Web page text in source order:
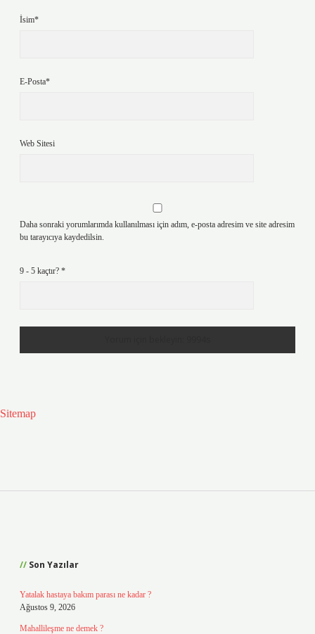
İsim*
E-Posta*
Web Sitesi
Daha sonraki yorumlarımda kullanılması için adım, e-posta adresim ve site adresim
bu tarayıcıya kaydedilsin.
9 - 5 kaçtır? *
Sitemap
Son Yazılar
Yatalak hastaya bakım parası ne kadar ?
Ağustos 9, 2026
Mahallileşme ne demek ?